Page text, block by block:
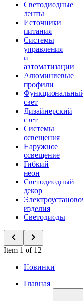
Светодиодные
ленты
Источники
питания
Системы
управления
и
автоматизации
Алюминиевые
профили
свет
Дизайнерский
свет
Системы
освещения
Наружное
освещение
Гибкий
неон
Светодиодный
декор
изделия
Светодиоды
Item 1 of 12
Новинки
Главная